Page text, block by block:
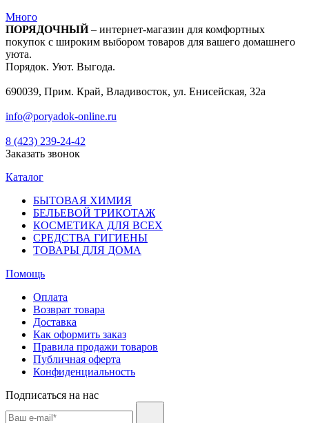
Много
ПОРЯДОЧНЫЙ– интернет-магазин для комфортных
покупок с широким выбором товаров для вашего домашнего
уюта.
Порядок. Уют. Выгода.
690039, Прим. Край, Владивосток, ул. Енисейская, 32а
info@poryadok-online.ru
8 (423) 239-24-42
Заказать звонок
Каталог
БЫТОВАЯ ХИМИЯ
БЕЛЬЕВОЙ ТРИКОТАЖ
КОСМЕТИКА ДЛЯ ВСЕХ
СРЕДСТВА ГИГИЕНЫ
ТОВАРЫ ДЛЯ ДОМА
Помощь
Оплата
Возврат товара
Доставка
Как оформить заказ
Правила продажи товаров
Публичная оферта
Конфиденциальность
Подписаться на нас